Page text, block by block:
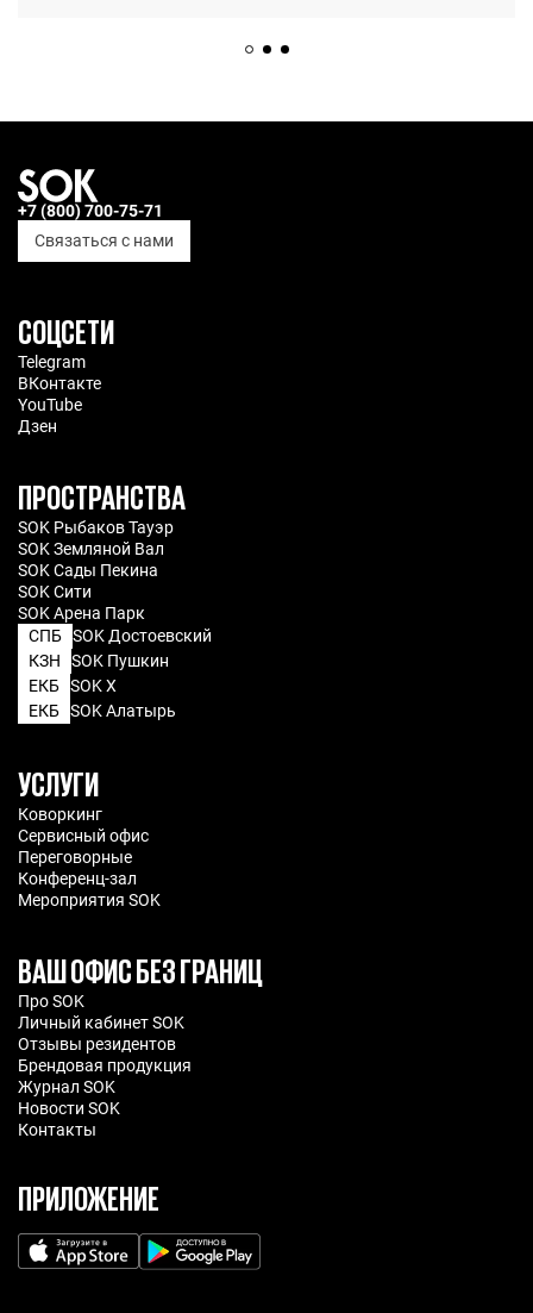
7 марта 2025 7 мин.
+7 (800) 700-75-71
Связаться с нами
СОЦСЕТИ
Telegram
ВКонтакте
YouTube
Дзен
ПРОСТРАНСТВА
SOK Рыбаков Тауэр
SOK Земляной Вал
SOK Сады Пекина
SOK Сити
SOK Арена Парк
СПБ SOK Достоевский
КЗН
SOK Пушкин
ЕКБ SOK X
ЕКБ SOK Алатырь
УСЛУГИ
Коворкинг
Сервисный офис
Переговорные
Конференц-зал
Мероприятия SOK
ВАШ ОФИС БЕЗ ГРАНИЦ
Про SOK
Личный кабинет SOK
Отзывы резидентов
Брендовая продукция
Журнал SOK
Новости SOK
Контакты
ПРИЛОЖЕНИЕ